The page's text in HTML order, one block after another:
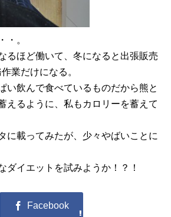
・。
るほど働いて、冬になると出張販売
業だけになる。
い飲んで食べているものだから熊と
えるように、私もカロリーを蓄えて
に載ってみたが、少々やばいことに
ダイエットを試みようか！？！